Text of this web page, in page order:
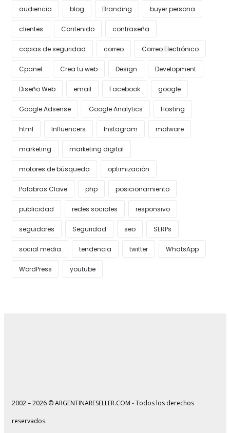
audiencia blog Branding buyer persona
clientes Contenido contraseña
copias de seguridad correo Correo Electrónico
Cpanel Crea tu web Design Development
Diseño Web email Facebook google
Google Adsense Google Analytics Hosting
html Influencers Instagram malware
marketing marketing digital
motores de búsqueda optimización
Palabras Clave php posicionamiento
publicidad redes sociales responsivo
seguidores Seguridad seo SERPs
social media tendencia twitter WhatsApp
WordPress youtube
2002 – 2026 © ARGENTINARESELLER.COM - Todos los derechos
reservados.